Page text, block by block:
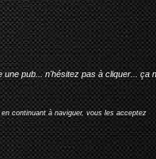
une pub... n'hésitez pas à cliquer... ça
continuant à naviguer, vous les acceptez